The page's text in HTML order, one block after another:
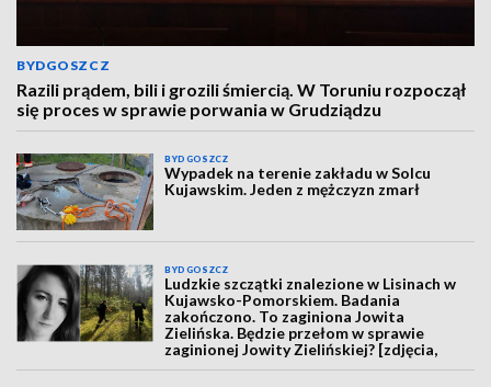
BYDGOSZCZ
Razili prądem, bili i grozili śmiercią. W Toruniu rozpoczął
się proces w sprawie porwania w Grudziądzu
BYDGOSZCZ
Wypadek na terenie zakładu w Solcu
Kujawskim. Jeden z mężczyzn zmarł
BYDGOSZCZ
Ludzkie szczątki znalezione w Lisinach w
Kujawsko-Pomorskiem. Badania
zakończono. To zaginiona Jowita
Zielińska. Będzie przełom w sprawie
zaginionej Jowity Zielińskiej? [zdjęcia,
wideo, aktualizacja]